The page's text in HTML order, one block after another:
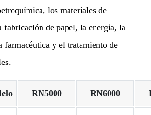
los materiales de
fabricación de papel, la energía, la
farmacéutica y el tratamiento de
RN5000 RN6000